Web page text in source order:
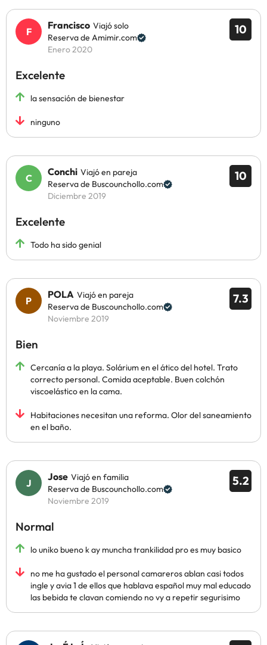
10
Francisco Viajó solo
Reserva de Amimir.com
Enero 2020
Excelente
la sensación de bienestar
ninguno
10
Conchi Viajó en pareja
Reserva de Buscounchollo.com
Diciembre 2019
Excelente
Todo ha sido genial
7.3
POLA Viajó en pareja
Reserva de Buscounchollo.com
Noviembre 2019
Bien
Cercanía a la playa. Solárium en el ático del hotel. Trato
correcto personal. Comida aceptable. Buen colchón
viscoelástico en la cama.
Habitaciones necesitan una reforma. Olor del saneamiento
en el baño.
5.2
Jose Viajó en familia
Reserva de Buscounchollo.com
Noviembre 2019
Normal
lo uniko bueno k ay muncha trankilidad pro es muy basico
no me ha gustado el personal camareros ablan casi todos
ingle y avia 1 de ellos que hablava español muy mal educado
las bebida te clavan comiendo no vy a repetir segurisimo